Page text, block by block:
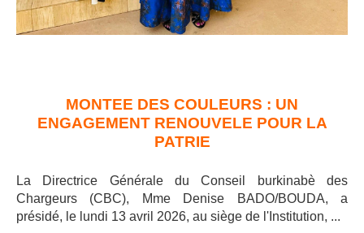
MONTEE DES COULEURS : UN
ENGAGEMENT RENOUVELE POUR LA
PATRIE
La Directrice Générale du Conseil burkinabè des
Chargeurs (CBC), Mme Denise BADO/BOUDA, a
présidé, le lundi 13 avril 2026, au siège de l'Institution, ...